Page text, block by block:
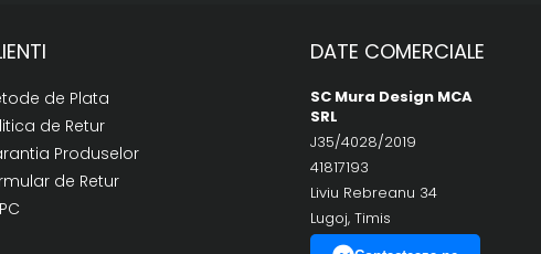
de Plata
de Retur
Produselor
de Retur
DATE COMERCIALE
SC Mura Design MCA
SRL
J35/4028/2019
41817193
Liviu Rebreanu 34
Lugoj, Timis